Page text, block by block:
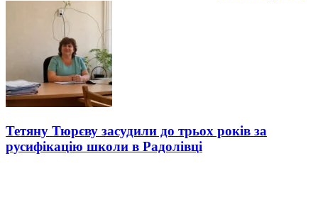
Тетяну Тюрєву засудили до трьох років за
русифікацію школи в Радолівці